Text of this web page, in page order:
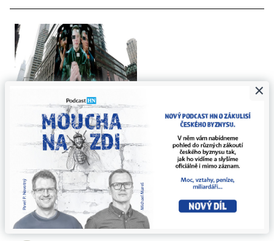
Půlka hodnoty pryč, ale retail stále věří
Muskovi. Sázejí investoři na SpaceX
naivně, nebo akcie našly svoje dno?
Přestože se akcie společnosti SpaceX po velkolepém
debutu na burze výrazně propadly, mnozí analytici z
Wall Street nepřestávají firmě věřit a...
8. 8. 2026 ▪ 5 min. čtení
×